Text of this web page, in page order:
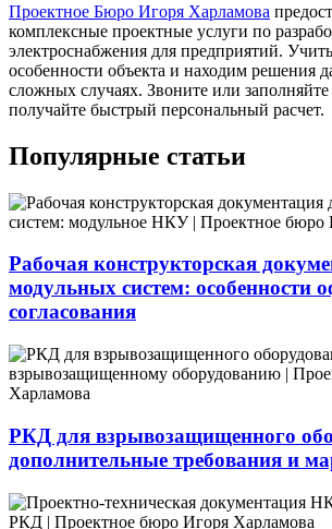
Проектное Бюро Игоря Харламова
комплексные проектные услуги по
электроснабжения для предприятий.
особенности объекта и находим решения
сложных случаях. Звоните или заполняйте
получайте быстрый персональный расчет.
Популярные статьи
Рабочая конструкторская
модульных систем: особенности
согласования
РКД для взрывозащищенного
дополнительные требования и